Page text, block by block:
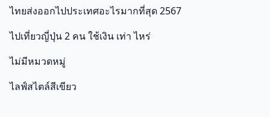
ไทยส่งออกไปประเทศอะไรมากที่สุด 2567
ไปเที่ยวญี่ปุ่น 2 คน ใช้เงิน เท่า ไหร่
ไม่มีหมวดหมู่
ไลฟ์สไตล์สีเขียว